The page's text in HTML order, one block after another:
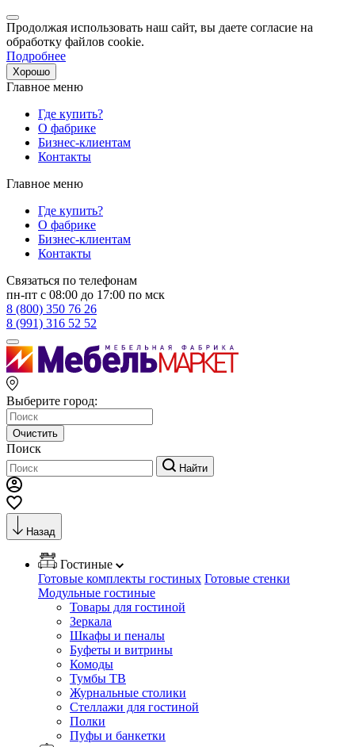
Продолжая использовать наш сайт, вы даете согласие на
обработку файлов cookie.
Подробнее
Хорошо
Главное меню
Где купить?
О фабрике
Бизнес-клиентам
Контакты
Главное меню
Где купить?
О фабрике
Бизнес-клиентам
Контакты
Связаться по телефонам
пн-пт с 08:00 до 17:00 по мск
8 (800) 350 76 26
8 (991) 316 52 52
Выберите город:
Очистить
Поиск
Найти
Назад
Гостиные
Готовые комплекты гостиных Готовые стенки
Модульные гостиные
Товары для гостиной
Зеркала
Шкафы и пеналы
Буфеты и витрины
Комоды
Тумбы ТВ
Журнальные столики
Стеллажи для гостиной
Полки
Пуфы и банкетки